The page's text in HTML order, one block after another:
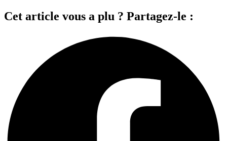
Cet article vous a plu ? Partagez-le :